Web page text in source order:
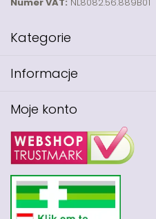
Kategorie
Informacje
Moje konto